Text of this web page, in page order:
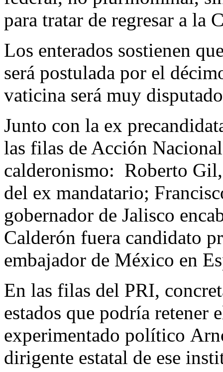
para tratar de regresar a la
Los enterados sostienen
será postulada por el
vaticina será muy
Junto con la ex
las filas de Acción
calderonismo: Roberto
del ex mandatario;
gobernador de Jalisco
Calderón fuera candidato
embajador de México en
En las filas del PRI,
estados que podría retener
experimentado político
dirigente estatal de ese